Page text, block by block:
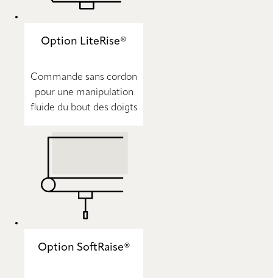
Option LiteRise®
Commande sans cordon
pour une manipulation
fluide du bout des doigts
Option SoftRaise®